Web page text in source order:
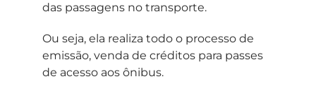
das passagens no transporte.
Ou seja, ela realiza todo o processo de
emissão, venda de créditos para passes
de acesso aos ônibus.